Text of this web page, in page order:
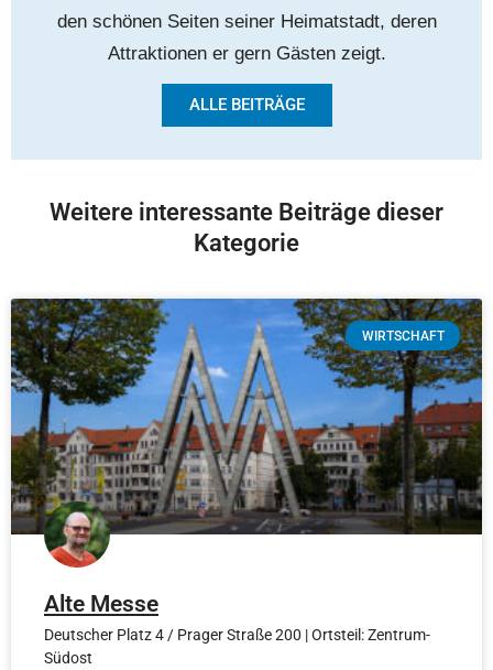
den schönen Seiten seiner Heimatstadt, deren
Attraktionen er gern Gästen zeigt.
ALLE BEITRÄGE
Weitere interessante Beiträge dieser
Kategorie
WIRTSCHAFT
Alte Messe
Deutscher Platz 4 / Prager Straße 200 | Ortsteil: Zentrum-
Südost